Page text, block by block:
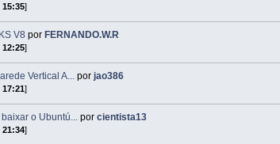
15:35]
V8 porFERNANDO.W.R
12:25]
Vertical A... porjao386
17:21]
o Ubuntú... porcientista13
21:34]